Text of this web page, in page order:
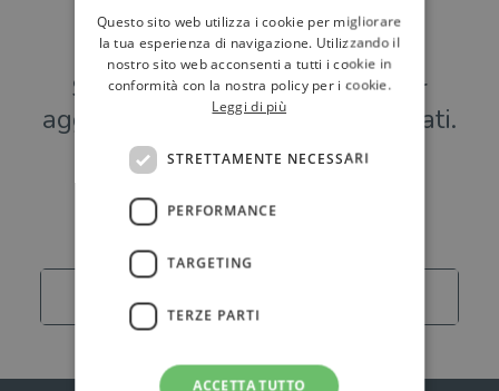
Hai una libreria?
Scrivici a
per
aggiungere o modificare i tuoi dati.
Librerie
Questo sito web utilizza i cookie per migliorare
la tua esperienza di navigazione. Utilizzando il
nostro sito web acconsenti a tutti i cookie in
conformità con la nostra policy per i cookie.
Leggi di più
STRETTAMENTE NECESSARI
PERFORMANCE
TARGETING
TERZE PARTI
ACCETTA TUTTO